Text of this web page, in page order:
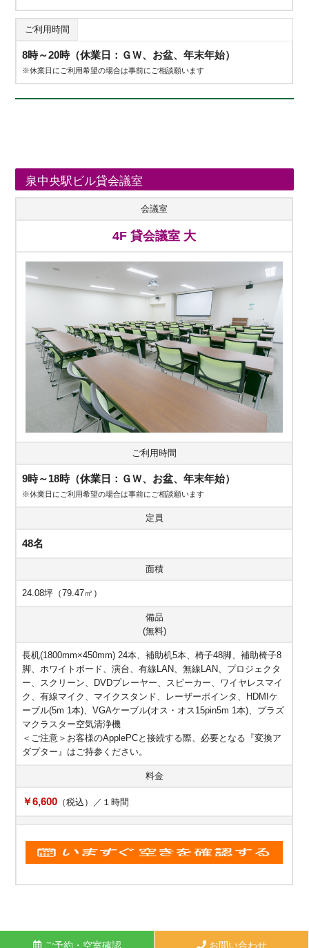
ご予約・空室確認 お問い合わせ
ご利用時間
8時～20時（休業日：ＧＷ、お盆、年末年始）
※休業日にご利用希望の場合は事前にご相談願います
泉中央駅ビル貸会議室
会議室
4F 貸会議室 大
ご利用時間
9時～18時（休業日：ＧＷ、お盆、年末年始）
※休業日にご利用希望の場合は事前にご相談願います
定員
48名
面積
24.08坪（79.47㎡）
備品
(無料)
長机(1800mm×450mm) 24本、補助机5本、椅子48脚、補助椅子8
脚、ホワイトボード、演台、有線LAN、無線LAN、プロジェクタ
ー、スクリーン、DVDプレーヤー、スピーカー、ワイヤレスマイ
ク、有線マイク、マイクスタンド、レーザーポインタ、HDMIケ
ーブル(5m 1本)、VGAケーブル(オス・オス15pin5m 1本)、プラズ
マクラスター空気清浄機
＜ご注意＞お客様のApplePCと接続する際、必要となる『変換ア
ダプター』はご持参ください。
料金
￥6,600 （税込）／１時間